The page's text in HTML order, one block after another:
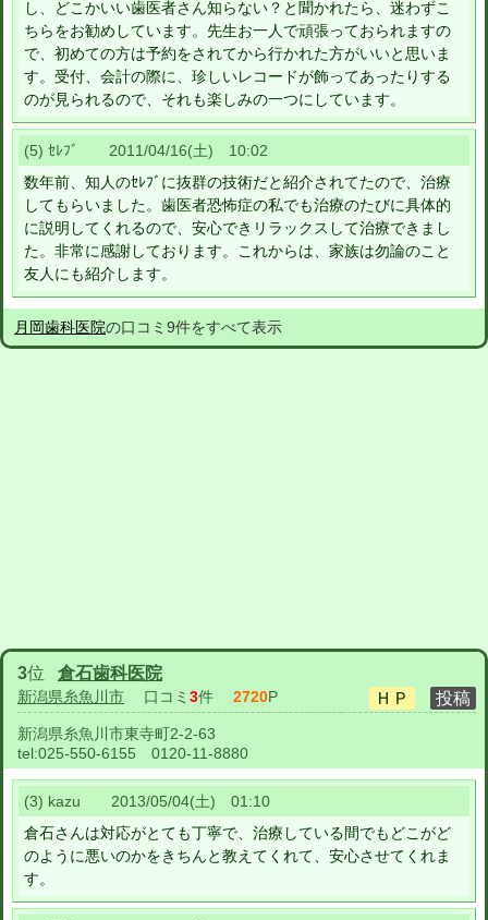
し、どこかいい歯医者さん知らない？と聞かれたら、迷わずこ
ちらをお勧めしています。先生お一人で頑張っておられますの
で、初めての方は予約をされてから行かれた方がいいと思いま
す。受付、会計の際に、珍しいレコードが飾ってあったりする
のが見られるので、それも楽しみの一つにしています。
(5) ｾﾚﾌﾞ 2011/04/16(土) 10:02
数年前、知人のｾﾚﾌﾞに抜群の技術だと紹介されてたので、治療
してもらいました。歯医者恐怖症の私でも治療のたびに具体的
に説明してくれるので、安心できリラックスして治療できまし
た。非常に感謝しております。これからは、家族は勿論のこと
友人にも紹介します。
月岡歯科医院の口コミ9件をすべて表示
3位 倉石歯科医院
新潟県糸魚川市 口コミ 3件 2720P
新潟県糸魚川市東寺町2-2-63
tel:025-550-6155 0120-11-8880
(3) kazu 2013/05/04(土) 01:10
倉石さんは対応がとても丁寧で、治療している間でもどこがど
のように悪いのかをきちんと教えてくれて、安心させてくれま
す。